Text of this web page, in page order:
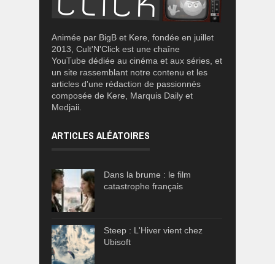
Animée par BigB et Kere, fondée en juillet
2013, Cult'N'Click est une chaîne
YouTube dédiée au cinéma et aux séries, et
un site rassemblant notre contenu et les
articles d'une rédaction de passionnés
composée de Kere, Marquis Daily et
Medjaii.
ARTICLES ALÉATOIRES
Dans la brume : le film
catastrophe français
Steep : L'Hiver vient chez
Ubisoft